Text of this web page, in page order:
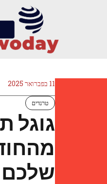
11 בפברואר 2025
טרנדים